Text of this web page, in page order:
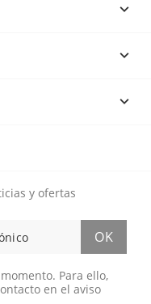



y ofertas
Para ello,
en el aviso